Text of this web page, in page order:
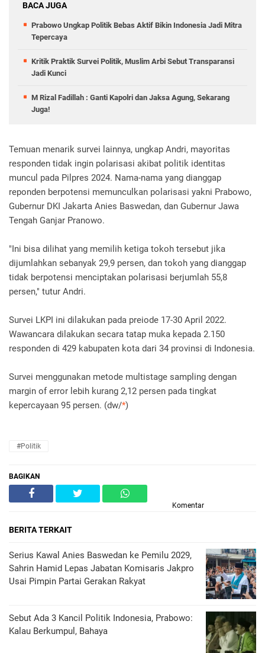
BACA JUGA
Prabowo Ungkap Politik Bebas Aktif Bikin Indonesia Jadi Mitra
Tepercaya
Kritik Praktik Survei Politik, Muslim Arbi Sebut Transparansi
Jadi Kunci
M Rizal Fadillah : Ganti Kapolri dan Jaksa Agung, Sekarang
Juga!
Temuan menarik survei lainnya, ungkap Andri, mayoritas
responden tidak ingin polarisasi akibat politik identitas
muncul pada Pilpres 2024. Nama-nama yang dianggap
reponden berpotensi memunculkan polarisasi yakni Prabowo,
Gubernur DKI Jakarta Anies Baswedan, dan Gubernur Jawa
Tengah Ganjar Pranowo.
"Ini bisa dilihat yang memilih ketiga tokoh tersebut jika
dijumlahkan sebanyak 29,9 persen, dan tokoh yang dianggap
tidak berpotensi menciptakan polarisasi berjumlah 55,8
persen," tutur Andri.
Survei LKPI ini dilakukan pada preiode 17-30 April 2022.
Wawancara dilakukan secara tatap muka kepada 2.150
responden di 429 kabupaten kota dari 34 provinsi di Indonesia.
Survei menggunakan metode multistage sampling dengan
margin of error lebih kurang 2,12 persen pada tingkat
kepercayaan 95 persen. (dw/*)
#Politik
BAGIKAN
Komentar
BERITA TERKAIT
Serius Kawal Anies Baswedan ke Pemilu 2029,
Sahrin Hamid Lepas Jabatan Komisaris Jakpro
Usai Pimpin Partai Gerakan Rakyat
Sebut Ada 3 Kancil Politik Indonesia, Prabowo:
Kalau Berkumpul, Bahaya